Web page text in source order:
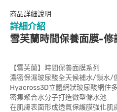
商品詳細說明
詳細介紹
雪芙蘭時間保養面膜-
【雪芙蘭】時間保養面膜系列
濃密保濕玻尿酸全天候補水/鎖水/
Hyacross3D立體網狀玻尿酸網住
密集聚合水分子打造微型儲水池
在肌膚表面形成透氣保護膜強化肌